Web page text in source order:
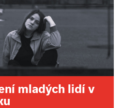
mladých lidí v